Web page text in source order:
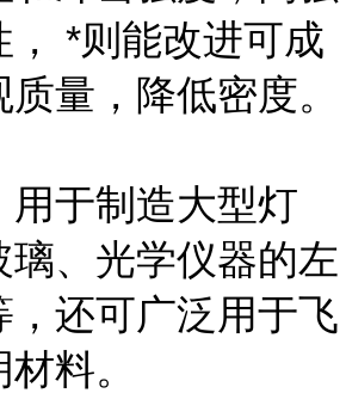
， *则能改进可成
量，降低密度。
用于制造大型灯
璃、光学仪器的左
，还可广泛用于飞
料。